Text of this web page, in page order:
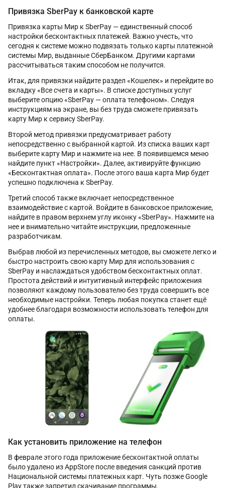
Привязка SberPay к банковской карте
Привязка карты Мир к SberPay — единственный способ
настройки бесконтактных платежей. Важно учесть, что
сегодня к системе можно подвязать только карты платежной
системы Мир, выданные СберБанком. Другими картами
рассчитываться таким способом не получится.
Итак, для привязки найдите раздел «Кошелек» и перейдите во
вкладку «Все счета и карты». В списке доступных услуг
выберите опцию «SberPay — оплата телефоном». Следуя
инструкциям на экране, вы без труда сможете привязать
карту Мир к сервису SberPay.
Второй метод привязки предусматривает работу
непосредственно с выбранной картой. Из списка ваших карт
выберите карту Мир и нажмите на нее. В появившемся меню
найдите пункт «Настройки». Далее, активируйте функцию
«Бесконтактная оплата». После этого ваша карта Мир будет
успешно подключена к SberPay.
Третий способ также включает непосредственное
взаимодействие с картой. Войдите в банковское приложение,
найдите в правом верхнем углу иконку «SberPay». Нажмите на
нее и внимательно читайте инструкции, предложенные
разработчикам.
Выбрав любой из перечисленных методов, вы сможете легко и
быстро настроить свою карту Мир для использования с
SberPay и наслаждаться удобством бесконтактных оплат.
Простота действий и интуитивный интерфейс приложения
позволяют каждому пользователю без труда совершить все
необходимые настройки. Теперь любая покупка станет ещё
удобнее благодаря возможности использовать телефон для
оплаты.
Как установить приложение на телефон
В феврале этого года приложение бесконтактной оплаты
было удалено из AppStore после введения санкций против
Национальной системы платежных карт. Чуть позже Google
Play также запретил скачивание программы.